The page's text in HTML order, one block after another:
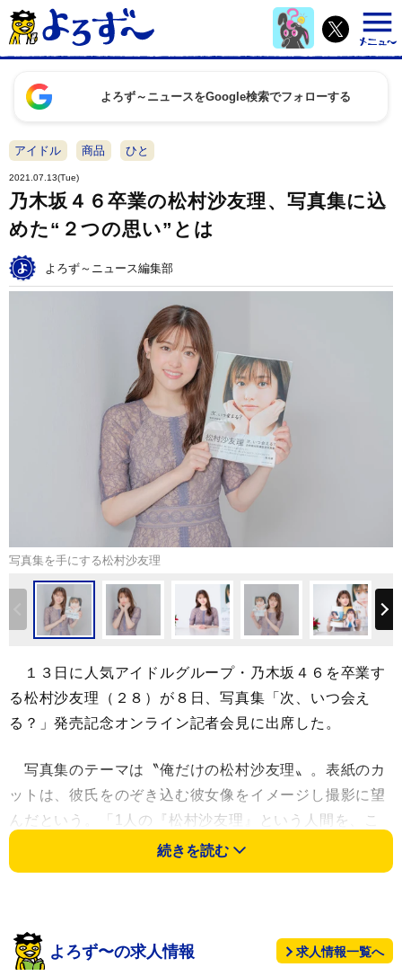
よろず～ニュースをGoogle検索でフォローする
アイドル 商品 ひと
2021.07.13(Tue)
乃木坂４６卒業の松村沙友理、写真集に込
めた“２つの思い”とは
よろず～ニュース編集部
写真集を手にする松村沙友理
１３日に人気アイドルグループ・乃木坂４６を卒業す
る松村沙友理（２８）が８日、写真集「次、いつ会え
る？」発売記念オンライン記者会見に出席した。
写真集のテーマは〝俺だけの松村沙友理〟。表紙のカ
ットは、彼氏をのぞき込む彼女像をイメージし撮影に望
んだという。「1人の『松村沙友理』という人間を、こ
の本を手に取っていただいて、独り占めして欲しいなっ
て思いがあります。リアルな彼女感っていうのを大切に
また、タイトル「次、いつ会える？」には、もう１つ
の意味が込められていることを明かした。「今までは結
続きを読む
よろず〜の求人情報 求人情報一覧へ